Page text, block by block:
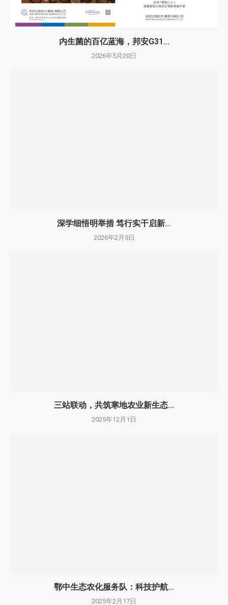
内生菌的百亿蓝海，邦安G31...
2026年5月20日
深学细悟明举措 笃行实干启新...
2026年2月5日
三站联动，共筑寒地农业新生态...
2025年12月1日
鄂中生态农化服务队：科技护航...
2025年2月17日